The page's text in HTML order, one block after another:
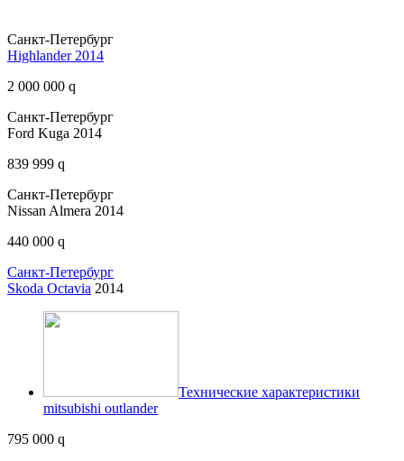
Санкт-Петербург
Highlander 2014
2 000 000 q
Санкт-Петербург
Ford Kuga 2014
839 999 q
Санкт-Петербург
Nissan Almera 2014
440 000 q
Санкт-Петербург
Skoda Octavia 2014
Технические характеристики
mitsubishi outlander
795 000 q